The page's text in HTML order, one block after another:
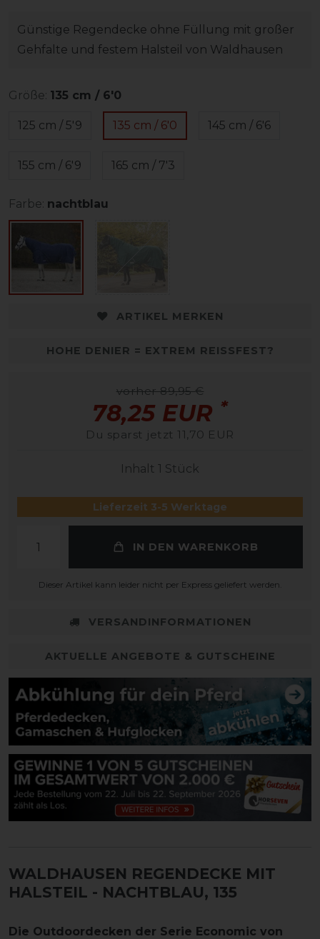
Günstige Regendecke ohne Füllung mit großer
Gehfalte und festem Halsteil von Waldhausen
Größe: 135 cm / 6'0
125 cm / 5'9 135 cm / 6'0 145 cm / 6'6
155 cm / 6'9 165 cm / 7'3
Farbe: nachtblau
ARTIKEL MERKEN
HOHE DENIER = EXTREM REISSFEST?
vorher 89,95 €
78,25 EUR *
Du sparst jetzt 11,70 EUR
Inhalt 1 Stück
Lieferzeit 3-5 Werktage
IN DEN WARENKORB
Dieser Artikel kann leider nicht per Express geliefert werden.
VERSANDINFORMATIONEN
AKTUELLE ANGEBOTE & GUTSCHEINE
WALDHAUSEN REGENDECKE MIT
HALSTEIL - NACHTBLAU, 135
Die Outdoordecken der Serie Economic von